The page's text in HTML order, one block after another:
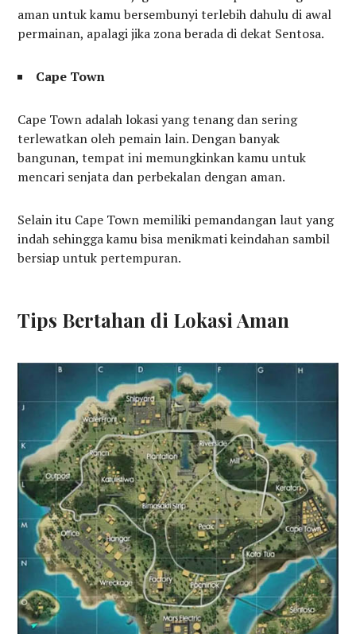
aman untuk kamu bersembunyi terlebih dahulu di awal
permainan, apalagi jika zona berada di dekat Sentosa.
Cape Town
Cape Town adalah lokasi yang tenang dan sering
terlewatkan oleh pemain lain. Dengan banyak
bangunan, tempat ini memungkinkan kamu untuk
mencari senjata dan perbekalan dengan aman.
Selain itu Cape Town memiliki pemandangan laut yang
indah sehingga kamu bisa menikmati keindahan sambil
bersiap untuk pertempuran.
Tips Bertahan di Lokasi Aman